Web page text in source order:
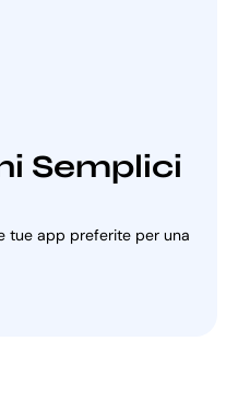
Semplici
tue app preferite per una